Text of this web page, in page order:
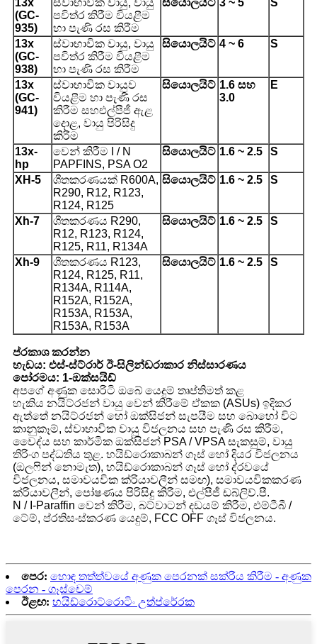
(GC-
935)
පවිත්ර කිරීම වියළීම
හා පැණි රස කිරීම
13x
(GC-
938)
ස්වාභාවික වායු, වායු
පවිත්ර කිරීම වියළීම
හා පැණි රස කිරීම
සියොලයිට් 4 ~ 6 S
13x
(GC-
941)
ස්වාභාවික වායුව
වියළීම හා පැණි රස
කිරීම සහඑල්පීජී ඇළ
දොළ, වායු පිරිසිදු
කිරීම
සියොලයිට් 1.6 සහ
3.0
E
13x-
hp
වෙන් කිරීම I / N
PAPFINS, PSA O2
සියොලයිට් 1.6 ~ 2.5 S
X H-5
ශීතකරණයක් R600A,
R290, R12, R123,
R124, R125
සියොලයිට් 1.6 ~ 2.5 S
Xh-7
ශීතකරණය R290,
R12, R123, R124,
R125, R11, R134A
සියොලයිට් 1.6 ~ 2.5 S
Xh-9
ශීතකරණය R123,
R124, R125, R11,
R134A, R114A,
R152A, R152A,
R153A, R153A,
R153A, R153A
සියොලයිට් 1.6 ~ 2.5 S
ප්රකාශ කරන්න
හැඩය: එස්-ස්ට්රාර් ඊ-සිලින්ඩරාකාර නිස්සාරණය
පෝරමය: 1-ඔක්සයිඩ්
අපගේ අණුක සොරිටි ඔබේ යෙදුම් තෘප්තිමත් කළ
හැකිය නයිට්රජන් වායු වෙන් කිරීමේ ඒකක (ASUs) ඉදිකර
ඇත්තේ නයිට්රජන් හෝ ඔක්සිජන් සැපයීම සහ බොහෝ විට
කානුකෑම්, ස්වාභාවික වායු විජලනය සහ පැණි රස කිරීම,
වෛද්ය සහ කාර්මික ඔක්සිජන් PSA / VPSA සැකසුම්, වායු
තිරිංග පද්ධතිය තුළ. හයිඩ්රොකාබන් ගෑස් හෝ දියර විජලනය
(ඔලෆින් නොමැත), හයිඩ්රොකාබන් ගෑස් හෝ ද්රවයේ
විජලනය, සමාවයවික ක්රියාවලීන් සමඟ), සමාවයවිකකරණ
ක්රියාවලීන්, පෝෂණය පිරිසිදු කිරීම, එල්පීජී ඩබ්ලිව්.පී.
N / I-Paraffin වෙන් කිරීම, බට්වාටන් දඩයම් කිරීම, එම්ටීබී /
ටේම්, ප්රතිසංස්කරණ යෙදුම්, FCC OFF ගෑස් විජලනය.
පෙර: හොඳ තත්ත්වයේ අණුක පෙරනක් සක්රිය කිරීම - අණුක
පෙරන - ගෑස්චෙම්
ඊළඟ: හයිඩ්රොට්රොටිං උත්ප්රේරක